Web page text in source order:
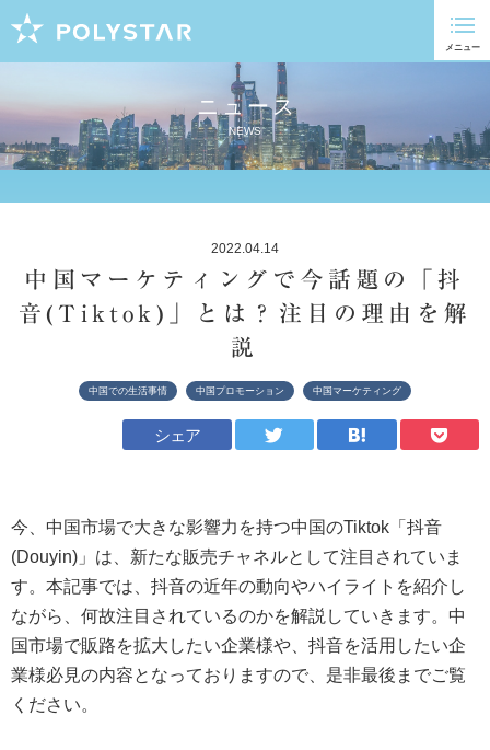
ニュース
NEWS
2022.04.14
中国マーケティングで今話題の「抖
音(Tiktok)」とは？注目の理由を解
説
中国での生活事情 中国プロモーション 中国マーケティング
シェア
今、中国市場で大きな影響力を持つ中国のTiktok「抖音
(Douyin)」は、新たな販売チャネルとして注目されていま
す。本記事では、抖音の近年の動向やハイライトを紹介し
ながら、何故注目されているのかを解説していきます。中
国市場で販路を拡大したい企業様や、抖音を活用したい企
業様必見の内容となっておりますので、是非最後までご覧
ください。